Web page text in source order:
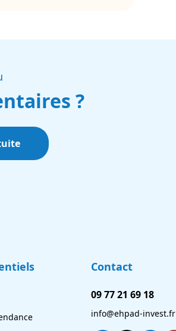
?
Contact
09 77 21 69 18
info@ehpad-invest.fr